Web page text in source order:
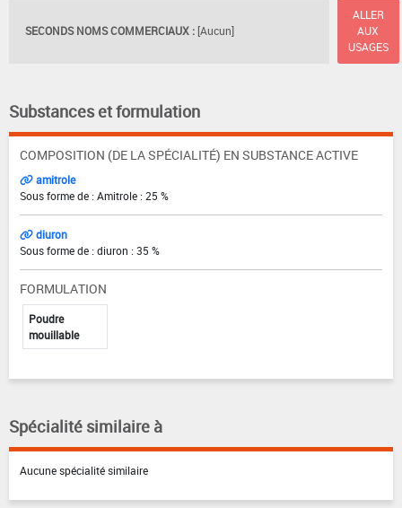
SECONDS NOMS COMMERCIAUX : [Aucun]
ALLER
AUX
USAGES
Substances et formulation
COMPOSITION (DE LA SPÉCIALITÉ) EN SUBSTANCE ACTIVE
amitrole
Sous forme de : Amitrole : 25 %
diuron
Sous forme de : diuron : 35 %
FORMULATION
Poudre
mouillable
Spécialité similaire à
Aucune spécialité similaire